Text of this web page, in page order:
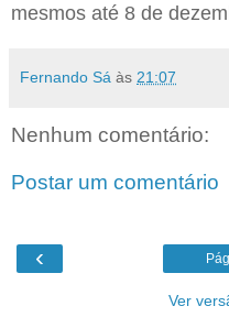
mesmos até 8 de
Fernando Sá às 21:07
Nenhum comentário:
Postar um comentário
‹
Ver